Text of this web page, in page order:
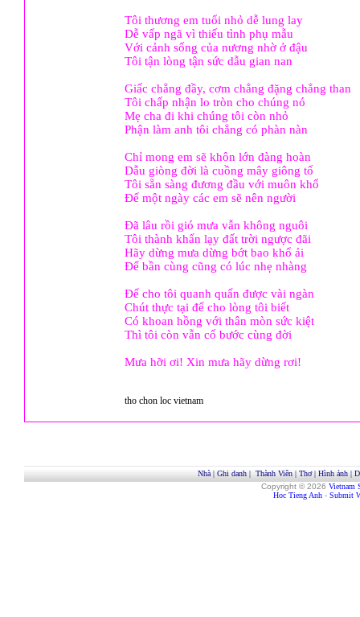
Tôi thương em tuổi nhỏ dễ lung lay
Dễ vấp ngã vì thiếu tình phụ mẫu
Với cảnh sống của nương nhờ ở đậu
Tôi tận lòng tận sức dẫu gian nan
Giấc chẳng đầy, cơm chẳng đặng chẳng than
Tôi chấp nhận lo tròn cho chúng nó
Mẹ cha đi khi chúng tôi còn nhỏ
Phận làm anh tôi chẳng có phàn nàn
Chỉ mong em sẽ khôn lớn đàng hoàn
Dẫu giòng đời là cuồng mây giông tố
Tôi sẵn sàng đương đầu với muôn khổ
Để một ngày các em sẽ nên người
Đã lâu rồi gió mưa vẫn không nguôi
Tôi thành khẩn lạy đất trời ngược đãi
Hãy dừng mưa dừng bớt bao khổ ải
Để bần cùng cũng có lúc nhẹ nhàng
Để cho tôi quanh quẩn được vài ngàn
Chút thực tại để cho lòng tôi biết
Có khoan hồng với thân mòn sức kiệt
Thì tôi còn vẫn cố bước cùng đời
Mưa hỡi ơi! Xin mưa hãy dừng rơi!
tho chon loc vietnam
Nhà| Ghi danh| Thành Viên| Thơ| Hình ảnh|
Copyright © 2026 Vietnam
Hoc Tieng Anh - Submit